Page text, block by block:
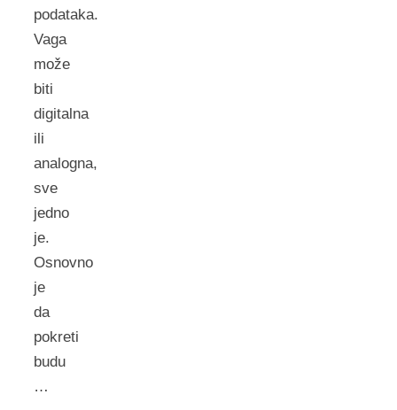
podataka.
Vaga
može
biti
digitalna
ili
analogna,
sve
jedno
je.
Osnovno
je
da
pokreti
budu
…